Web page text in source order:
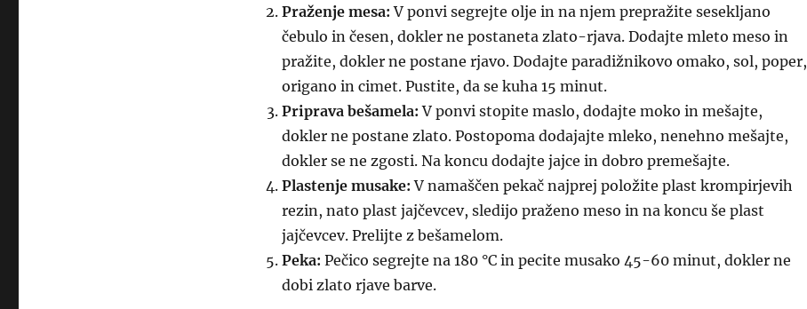
Praženje mesa: V ponvi segrejte olje in na njem prepražite sesekljano
čebulo in česen, dokler ne postaneta zlato-rjava. Dodajte mleto meso in
pražite, dokler ne postane rjavo. Dodajte paradižnikovo omako, sol, poper,
origano in cimet. Pustite, da se kuha 15 minut.
Priprava bešamela: V ponvi stopite maslo, dodajte moko in mešajte,
dokler ne postane zlato. Postopoma dodajajte mleko, nenehno mešajte,
dokler se ne zgosti. Na koncu dodajte jajce in dobro premešajte.
Plastenje musake: V namaščen pekač najprej položite plast krompirjevih
rezin, nato plast jajčevcev, sledijo praženo meso in na koncu še plast
jajčevcev. Prelijte z bešamelom.
Peka: Pečico segrejte na 180 °C in pecite musako 45-60 minut, dokler ne
dobi zlato rjave barve.